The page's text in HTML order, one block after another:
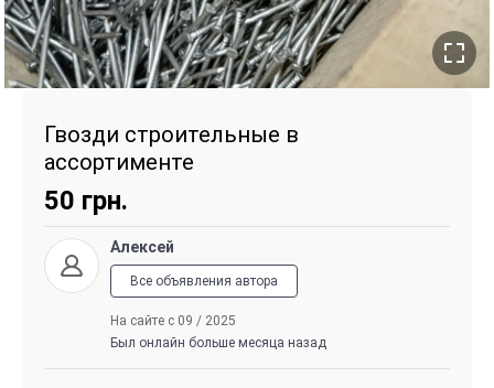
Гвозди строительные в
ассортименте
50 грн.
Алексей
Все объявления автора
На сайте с 09 / 2025
Был онлайн больше месяца назад